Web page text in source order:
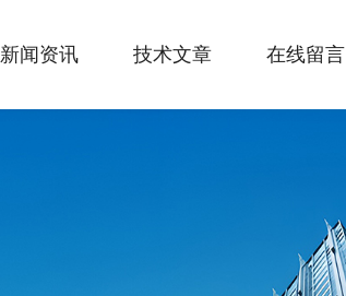
新闻资讯 技术文章 在线留言